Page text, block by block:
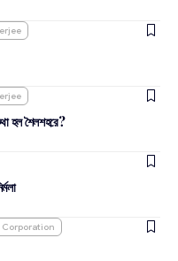
হল শৈলশহরে?